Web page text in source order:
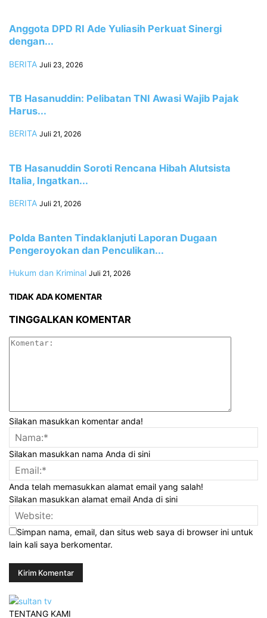
Anggota DPD RI Ade Yuliasih Perkuat Sinergi
dengan...
BERITA Juli 23, 2026
TB Hasanuddin: Pelibatan TNI Awasi Wajib Pajak
Harus...
BERITA Juli 21, 2026
TB Hasanuddin Soroti Rencana Hibah Alutsista
Italia, Ingatkan...
BERITA Juli 21, 2026
Polda Banten Tindaklanjuti Laporan Dugaan
Pengeroyokan dan Penculikan...
Hukum dan Kriminal Juli 21, 2026
TIDAK ADA KOMENTAR
TINGGALKAN KOMENTAR
Silakan masukkan komentar anda!
Silakan masukkan nama Anda di sini
Anda telah memasukkan alamat email yang salah!
Silakan masukkan alamat email Anda di sini
Simpan nama, email, dan situs web saya di browser ini untuk
lain kali saya berkomentar.
TENTANG KAMI